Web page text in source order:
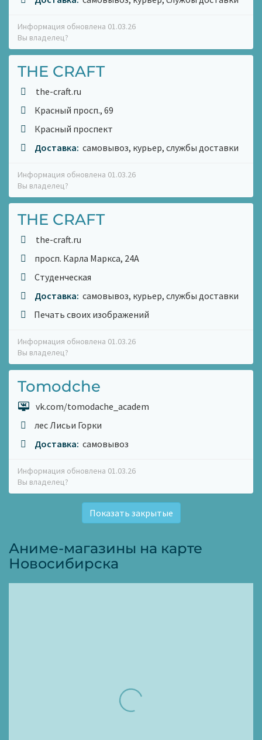
Информация обновлена 01.03.26
Вы владелец?
THE CRAFT
the-craft.ru
Красный просп., 69
Красный проспект
Доставка: самовывоз, курьер, службы доставки
Информация обновлена 01.03.26
Вы владелец?
THE CRAFT
the-craft.ru
просп. Карла Маркса, 24А
Студенческая
Доставка: самовывоз, курьер, службы доставки
Печать своих изображений
Информация обновлена 01.03.26
Вы владелец?
Tomodche
vk.com/tomodache_academ
лес Лисьи Горки
Доставка: самовывоз
Информация обновлена 01.03.26
Вы владелец?
Показать закрытые
Аниме-магазины на карте
Новосибирска